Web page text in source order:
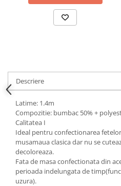
Descriere
Latime: 1.4m
Compozitie: bumbac 50% +
Calitatea I
Ideal pentru confectionarea
musamaua clasica dar nu se
decoloreaza.
Fata de masa confectionata din
perioada indelungata de
uzura).